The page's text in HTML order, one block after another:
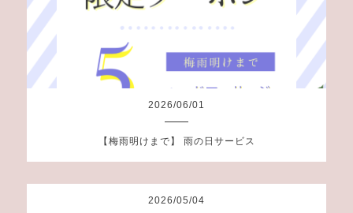
2026/06/01
【梅雨明けまで】 雨の日サービス
2026/05/04